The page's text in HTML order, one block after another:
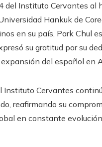
del Instituto Cervantes al
Hankuk de
en su país, Park Chul
su gratitud por su
del español en
Cervantes
reafirmando su
en constante